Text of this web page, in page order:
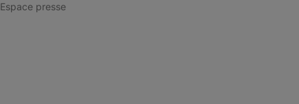
Espace presse